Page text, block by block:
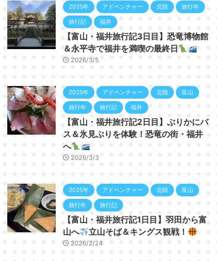
2025年 アドベンチャー 北陸 旅行年
旅行記 福井
【富山・福井旅行記3日目】恐竜博物館
＆永平寺で福井を満喫の最終日
2026/3/5
2025年 アドベンチャー 北陸 富山
旅行年 旅行記 福井
【富山・福井旅行記2日目】ぶりかにバ
ス＆氷見ぶりを体験！恐竜の街・福井
へ
2026/3/3
2025年 アドベンチャー 北陸 富山
旅行年 旅行記
【富山・福井旅行記1日目】羽田から富
山へ
立山そば＆キングス観戦！
2026/2/24